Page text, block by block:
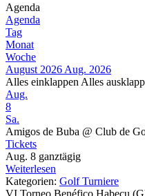
Agenda
Agenda
Tag
Monat
Woche
August 2026 Aug. 2026
Alles einklappen Alles
Aug.
8
Sa.
Amigos de Buba @ Club de
Tickets
Aug. 8 ganztägig
Weiterlesen
Kategorien: Golf Turniere
VI Torneo Benéfico Habecu